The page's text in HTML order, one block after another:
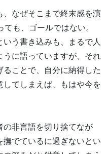
、なぜそこまで終末感を演
も、ゴールではない。
いう書き込みも、まるで人
に語っていますが、それ
ことで、自分に納得した
てしまえば、もはや今を
の非言語を切り捨てなが
撫でているに過ぎないとい